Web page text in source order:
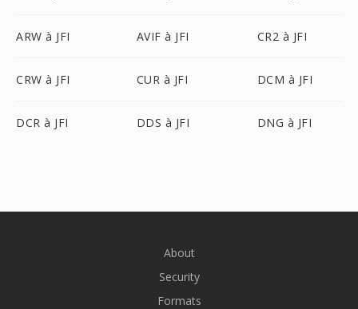
ARW à JFI AVIF à JFI CR2 à JFI
CRW à JFI CUR à JFI DCM à JFI
DCR à JFI DDS à JFI DNG à JFI
About
Security
Formats